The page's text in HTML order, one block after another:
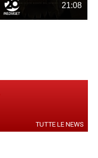
21:08
TUTTE LE NEWS